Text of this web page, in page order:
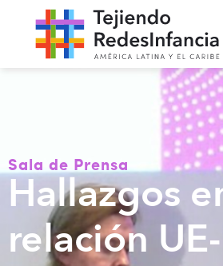
Sala de Prensa
Hallazgos
relación